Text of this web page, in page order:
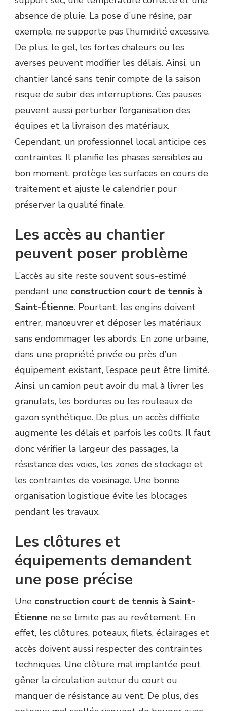
absence de pluie. La pose d’une résine, par
exemple, ne supporte pas l’humidité excessive.
De plus, le gel, les fortes chaleurs ou les
averses peuvent modifier les délais. Ainsi, un
chantier lancé sans tenir compte de la saison
risque de subir des interruptions. Ces pauses
peuvent aussi perturber l’organisation des
équipes et la livraison des matériaux.
Cependant, un professionnel local anticipe ces
contraintes. Il planifie les phases sensibles au
bon moment, protège les surfaces en cours de
traitement et ajuste le calendrier pour
préserver la qualité finale.
Les accès au chantier
peuvent poser problème
L’accès au site reste souvent sous-estimé
pendant une construction court de tennis à
Saint-Étienne. Pourtant, les engins doivent
entrer, manœuvrer et déposer les matériaux
sans endommager les abords. En zone urbaine,
dans une propriété privée ou près d’un
équipement existant, l’espace peut être limité.
Ainsi, un camion peut avoir du mal à livrer les
granulats, les bordures ou les rouleaux de
gazon synthétique. De plus, un accès difficile
augmente les délais et parfois les coûts. Il faut
donc vérifier la largeur des passages, la
résistance des voies, les zones de stockage et
les contraintes de voisinage. Une bonne
organisation logistique évite les blocages
pendant les travaux.
Les clôtures et
équipements demandent
une pose précise
Une construction court de tennis à Saint-
Étienne ne se limite pas au revêtement. En
effet, les clôtures, poteaux, filets, éclairages et
accès doivent aussi respecter des contraintes
techniques. Une clôture mal implantée peut
gêner la circulation autour du court ou
manquer de résistance au vent. De plus, des